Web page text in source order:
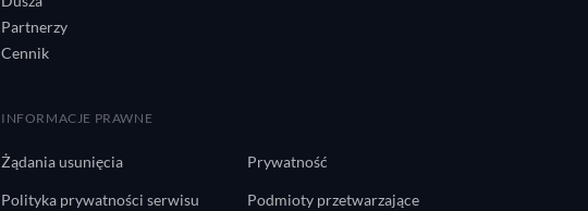
Partnerzy
Cennik
INFORMACJE PRAWNE
Żądania usunięcia Prywatność
Polityka prywatności serwisu Podmioty przetwarzające